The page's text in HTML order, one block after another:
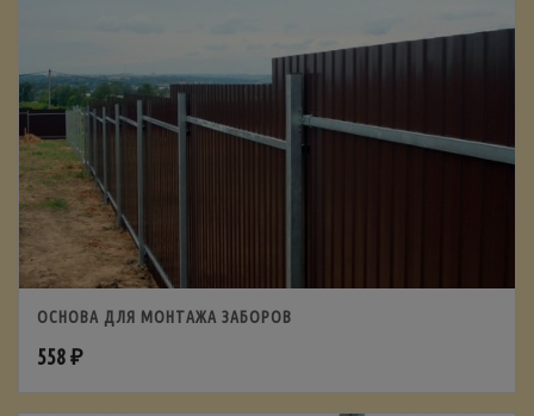
ОСНОВА ДЛЯ МОНТАЖА ЗАБОРОВ
558 ₽